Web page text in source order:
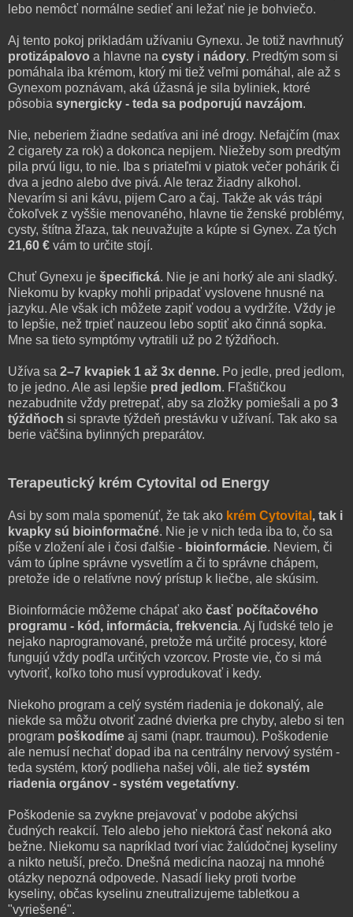
lebo nemôcť normálne sedieť ani ležať nie je bohviečo.
Aj tento pokoj prikladám užívaniu Gynexu. Je totiž navrhnutý
protizápalovo a hlavne na cysty i nádory. Predtým som si
pomáhala iba krémom, ktorý mi tiež veľmi pomáhal, ale až s
Gynexom poznávam, aká úžasná je sila byliniek, ktoré
pôsobia synergicky - teda sa podporujú navzájom.
Nie, neberiem žiadne sedatíva ani iné drogy. Nefajčím (max
2 cigarety za rok) a dokonca nepijem. Niežeby som predtým
pila prvú ligu, to nie. Iba s priateľmi v piatok večer pohárik či
dva a jedno alebo dve pivá. Ale teraz žiadny alkohol.
Nevarím si ani kávu, pijem Caro a čaj. Takže ak vás trápi
čokoľvek z vyššie menovaného, hlavne tie ženské problémy,
cysty, štítna žľaza, tak neuvažujte a kúpte si Gynex. Za tých
21,60 € vám to určite stojí.
Chuť Gynexu je špecifická. Nie je ani horký ale ani sladký.
Niekomu by kvapky mohli pripadať vyslovene hnusné na
jazyku. Ale však ich môžete zapiť vodou a vydržíte. Vždy je
to lepšie, než trpieť nauzeou lebo soptiť ako činná sopka.
Mne sa tieto symptómy vytratili už po 2 týždňoch.
Užíva sa 2–7 kvapiek 1 až 3x denne. Po jedle, pred jedlom,
to je jedno. Ale asi lepšie pred jedlom. Fľaštičkou
nezabudnite vždy pretrepať, aby sa zložky pomiešali a po 3
týždňoch si spravte týždeň prestávku v užívaní. Tak ako sa
berie väčšina bylinných preparátov.
Terapeutický krém Cytovital od Energy
Asi by som mala spomenúť, že tak ako krém Cytovital , tak i
kvapky sú bioinformačné. Nie je v nich teda iba to, čo sa
píše v zložení ale i čosi ďalšie - bioinformácie. Neviem, či
vám to úplne správne vysvetlím a či to správne chápem,
pretože ide o relatívne nový prístup k liečbe, ale skúsim.
Bioinformácie môžeme chápať ako časť počítačového
programu - kód, informácia, frekvencia. Aj ľudské telo je
nejako naprogramované, pretože má určité procesy, ktoré
fungujú vždy podľa určitých vzorcov. Proste vie, čo si má
vytvoriť, koľko toho musí vyprodukovať i kedy.
Niekoho program a celý systém riadenia je dokonalý, ale
niekde sa môžu otvoriť zadné dvierka pre chyby, alebo si ten
program poškodíme aj sami (napr. traumou). Poškodenie
ale nemusí nechať dopad iba na centrálny nervový systém -
teda systém, ktorý podlieha našej vôli, ale tiež systém
riadenia orgánov - systém vegetatívny.
Poškodenie sa zvykne prejavovať v podobe akýchsi
čudných reakcií. Telo alebo jeho niektorá časť nekoná ako
bežne. Niekomu sa napríklad tvorí viac žalúdočnej kyseliny
a nikto netuší, prečo. Dnešná medicína naozaj na mnohé
otázky nepozná odpovede. Nasadí lieky proti tvorbe
kyseliny, občas kyselinu zneutralizujeme tabletkou a
"vyriešené".